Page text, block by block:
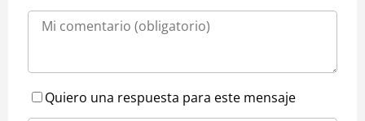
Quiero una respuesta para este mensaje